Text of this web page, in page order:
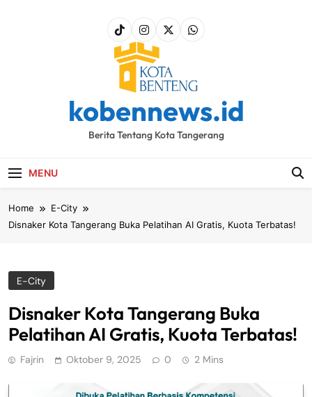
kobennews.id
Berita Tentang Kota Tangerang
MENU
Home
E-City
Disnaker Kota Tangerang Buka Pelatihan AI Gratis, Kuota Terbatas!
E-City
Disnaker Kota Tangerang Buka
Pelatihan AI Gratis, Kuota Terbatas!
Fajrin Oktober 9, 2025 0 2 Mins